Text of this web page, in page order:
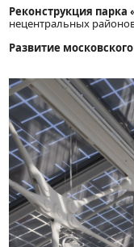
Реконструкция парка
нецентральных
Развитие